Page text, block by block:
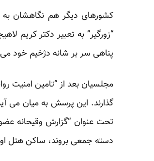
کشورهای دیگر هم نگاهشان
“زورگیر” به تعبیر دکتر کریم
پناهی سر بر شانه دژخیم خود
مجلسیان بعد از “تامین امنیت
گذارند. این پرسش به میان می
تحت عنوان “گزارش وقیحانه
دسته جمعی بروند، ساکن هتل